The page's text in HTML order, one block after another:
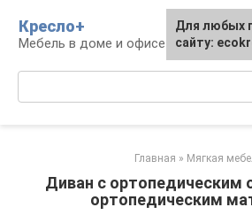
контенту
Кресло+
Мебель в доме и офисе
Главная » Мягкая
Диван с ортопедическим
ортопедическим
Для любых
сайту: